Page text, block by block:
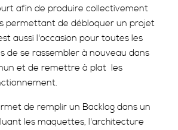
afin de produire collectivement
permettant de débloquer un projet
aussi l'occasion pour toutes les
de se rassembler à nouveau dans
et de remettre à plat les
de remplir un Backlog dans un
les maquettes, l'architecture